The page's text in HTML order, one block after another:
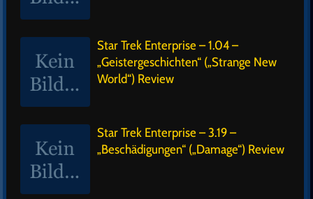
Star Trek Enterprise – 1.04 –
„Geistergeschichten“ („Strange New
World“) Review
Star Trek Enterprise – 3.19 –
„Beschädigungen“ („Damage“) Review